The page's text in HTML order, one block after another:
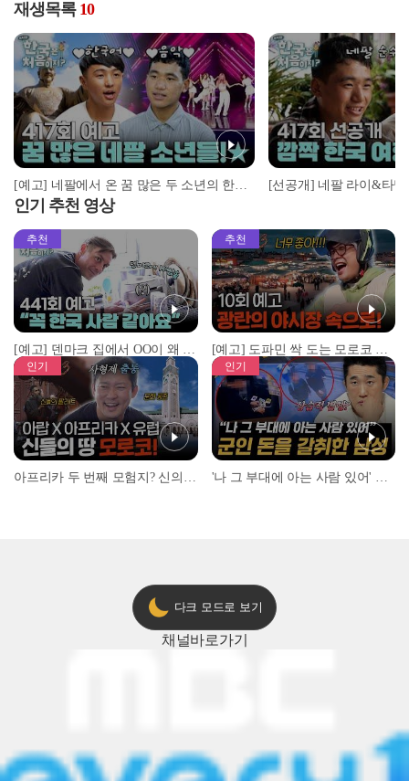
재생목록 10
[예고] 네팔에서 온 꿈 많은 두 소년의 한국 여행기 시작!...인줄 알았는데 위기 발생!
인기 추천 영상
추천
[예고] 덴마크 집에서 OO이 왜 나와...? 이상할 정도로 한국을 사랑하는 우리 형을 제보합니다!
추천
[예고] 도파민 싹 도는 모로코 야시장 투어!
인기 인기
다크 모드로 보기
채널바로가기